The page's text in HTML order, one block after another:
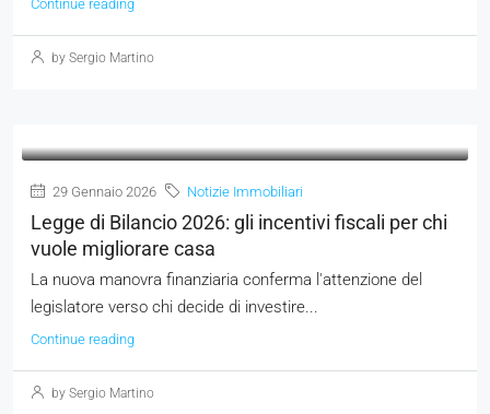
Continue reading
by Sergio Martino
29 Gennaio 2026 Notizie Immobiliari
Legge di Bilancio 2026: gli incentivi fiscali per chi
vuole migliorare casa
La nuova manovra finanziaria conferma l'attenzione del
legislatore verso chi decide di investire...
Continue reading
by Sergio Martino